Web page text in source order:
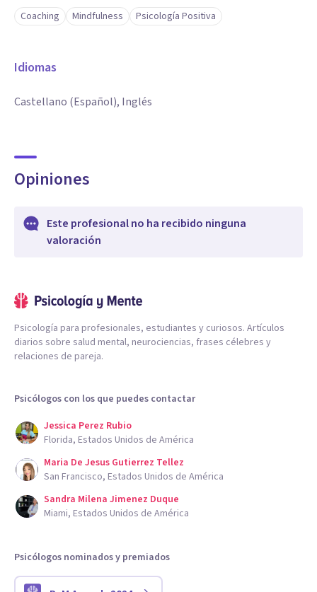
Coaching Mindfulness Psicología Positiva
Idiomas
Castellano (Español), Inglés
Opiniones
Este profesional no ha recibido ninguna
valoración
Psicología para profesionales, estudiantes y curiosos. Artículos
diarios sobre salud mental, neurociencias, frases célebres y
relaciones de pareja.
Psicólogos con los que puedes contactar
Jessica Perez Rubio
Florida, Estados Unidos de América
Maria De Jesus Gutierrez Tellez
San Francisco, Estados Unidos de América
Sandra Milena Jimenez Duque
Miami, Estados Unidos de América
Psicólogos nominados y premiados